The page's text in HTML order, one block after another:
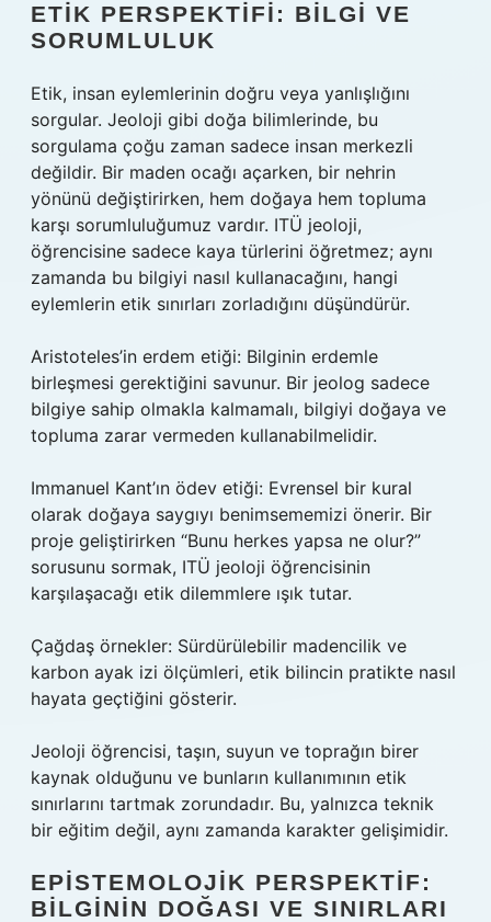
ETIK PERSPEKTIFI: BILGI VE
SORUMLULUK
Etik, insan eylemlerinin doğru veya yanlışlığını
sorgular. Jeoloji gibi doğa bilimlerinde, bu
sorgulama çoğu zaman sadece insan merkezli
değildir. Bir maden ocağı açarken, bir nehrin
yönünü değiştirirken, hem doğaya hem topluma
karşı sorumluluğumuz vardır. ITÜ jeoloji,
öğrencisine sadece kaya türlerini öğretmez; aynı
zamanda bu bilgiyi nasıl kullanacağını, hangi
eylemlerin etik sınırları zorladığını düşündürür.
Aristoteles’in erdem etiği: Bilginin erdemle
birleşmesi gerektiğini savunur. Bir jeolog sadece
bilgiye sahip olmakla kalmamalı, bilgiyi doğaya ve
topluma zarar vermeden kullanabilmelidir.
Immanuel Kant’ın ödev etiği: Evrensel bir kural
olarak doğaya saygıyı benimsememizi önerir. Bir
proje geliştirirken “Bunu herkes yapsa ne olur?”
sorusunu sormak, ITÜ jeoloji öğrencisinin
karşılaşacağı etik dilemmlere ışık tutar.
Çağdaş örnekler: Sürdürülebilir madencilik ve
karbon ayak izi ölçümleri, etik bilincin pratikte nasıl
hayata geçtiğini gösterir.
Jeoloji öğrencisi, taşın, suyun ve toprağın birer
kaynak olduğunu ve bunların kullanımının etik
sınırlarını tartmak zorundadır. Bu, yalnızca teknik
bir eğitim değil, aynı zamanda karakter gelişimidir.
EPISTEMOLOJIK PERSPEKTIF:
BILGININ DOĞASI VE SINIRLARI